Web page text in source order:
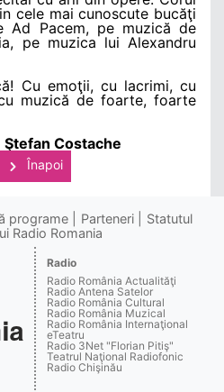
cele mai cunoscute bucăţi
Ad Pacem, pe muzică de
pe muzica lui Alexandru
Cu emoţii, cu lacrimi, cu
muzică de foarte, foarte
Ştefan Costache
Înapoi
programe Parteneri
Statutul
Radio Romania
Radio
Radio România Actualităţi
Radio Antena Satelor
Radio România Cultural
Radio România Muzical
Radio România Internaţional
eTeatru
Radio 3Net "Florian Pitiş"
Teatrul Naţional Radiofonic
Radio Chişinău